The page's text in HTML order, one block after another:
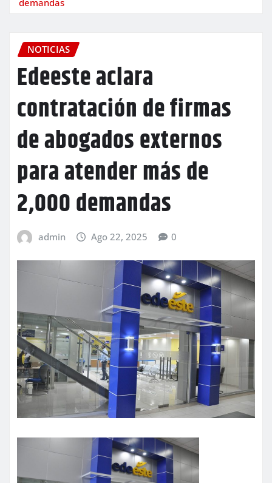
NOTICIAS
Edeeste aclara
contratación de firmas
de abogados externos
para atender más de
2,000 demandas
admin Ago 22, 2025 0